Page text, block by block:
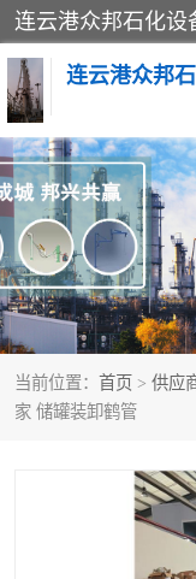
连云港众邦
当前位置： 首页 > 供应
家 储罐装卸鹤管
鹤管
底部装卸鹤管
液氨鹤管
鹤管配件
撬装系统设备